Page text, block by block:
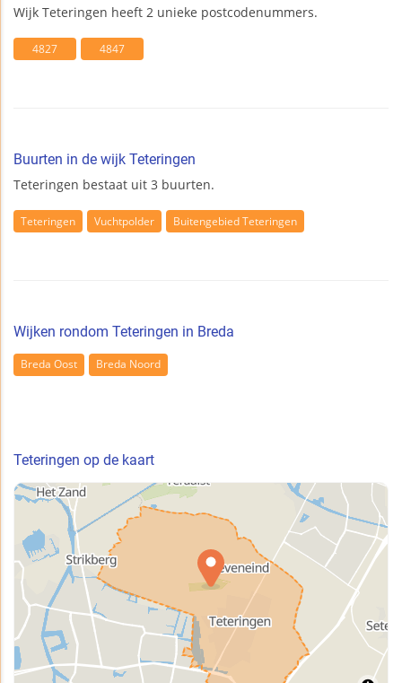
Wijk Teteringen heeft 2 unieke postcodenummers.
4827 4847
Buurten in de wijk Teteringen
Teteringen bestaat uit 3 buurten.
Teteringen Vuchtpolder Buitengebied Teteringen
Wijken rondom Teteringen in Breda
Breda Oost Breda Noord
Teteringen op de kaart